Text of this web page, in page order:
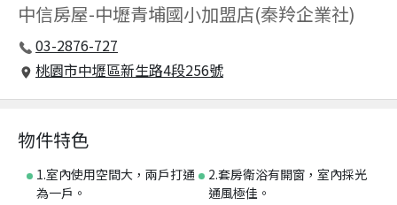
中信房屋-中壢青埔國小加盟店(秦羚企業社)
03-2876-727
桃園市中壢區新生路4段256號
物件特色
1.室內使用空間大，兩戶打通
為一戶。
2.套房衛浴有開窗，室內採光
通風極佳。